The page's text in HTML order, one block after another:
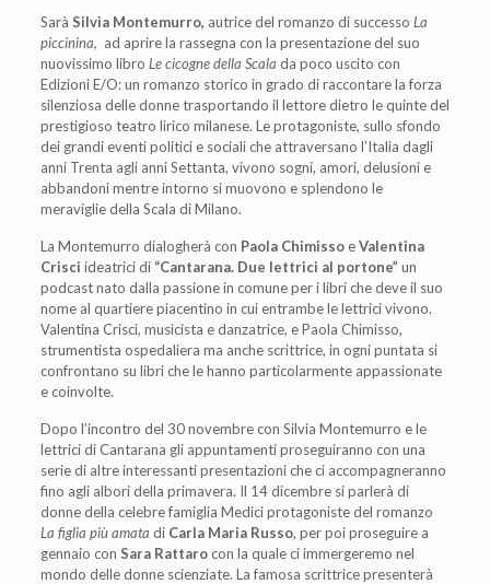
Sarà Silvia Montemurro, autrice del romanzo di successo La
piccinina, ad aprire la rassegna con la presentazione del suo
nuovissimo libro Le cicogne della Scala da poco uscito con
Edizioni E/O: un romanzo storico in grado di raccontare la forza
silenziosa delle donne trasportando il lettore dietro le quinte del
prestigioso teatro lirico milanese. Le protagoniste, sullo sfondo
dei grandi eventi politici e sociali che attraversano l’Italia dagli
anni Trenta agli anni Settanta, vivono sogni, amori, delusioni e
abbandoni mentre intorno si muovono e splendono le
meraviglie della Scala di Milano.
La Montemurro dialogherà con Paola ChimissoeValentina
Crisci ideatrici di “Cantarana. Due lettrici al portone” un
podcast nato dalla passione in comune per i libri che deve il suo
nome al quartiere piacentino in cui entrambe le lettrici vivono.
Valentina Crisci, musicista e danzatrice, e Paola Chimisso,
strumentista ospedaliera ma anche scrittrice, in ogni puntata si
confrontano su libri che le hanno particolarmente appassionate
e coinvolte.
Dopo l’incontro del 30 novembre con Silvia Montemurro e le
lettrici di Cantarana gli appuntamenti proseguiranno con una
serie di altre interessanti presentazioni che ci accompagneranno
fino agli albori della primavera. Il 14 dicembre si parlerà di
donne della celebre famiglia Medici protagoniste del romanzo
La figlia più amata di Carla Maria Russo, per poi proseguire a
gennaio con Sara Rattarocon la quale ci immergeremo nel
mondo delle donne scienziate. La famosa scrittrice presenterà